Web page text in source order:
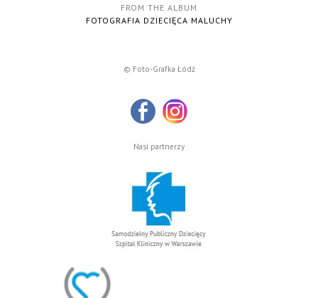
FROM THE ALBUM
FOTOGRAFIA DZIECIĘCA MALUCHY
© Foto-Grafka Łódź
Nasi partnerzy